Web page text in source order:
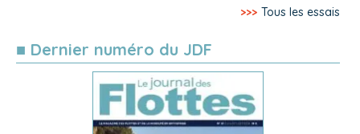
>>> Tous les essais
■ Dernier numéro du JDF